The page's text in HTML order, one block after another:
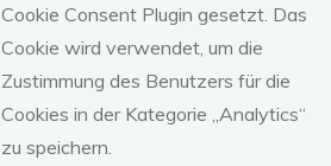
Cookie Consent Plugin gesetzt. Das
Cookie wird verwendet, um die
Zustimmung des Benutzers für die
Cookies in der Kategorie „Analytics“
zu speichern.